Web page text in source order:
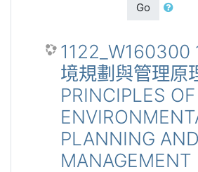
Go
1122_W160300
境規劃與管理原
PRINCIPLES OF
PLANNING AND
MANAGEMENT